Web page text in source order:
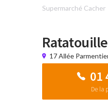
Supermarché Cacher
Ratatouille
17 Allée
01
De la